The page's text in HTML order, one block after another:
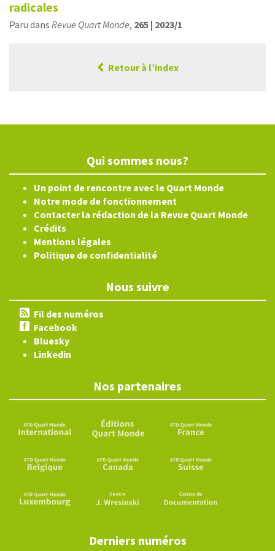
radicales
Paru dans Revue Quart Monde, 265 | 2023/1
Retour à l’index
Qui sommes nous?
Un point de rencontre avec le Quart Monde
Notre mode de fonctionnement
Contacter la rédaction de la Revue Quart Monde
Crédits
Mentions légales
Politique de confidentialité
Nous suivre
Fil des numéros
Facebook
Bluesky
Linkedin
Nos partenaires
Derniers numéros